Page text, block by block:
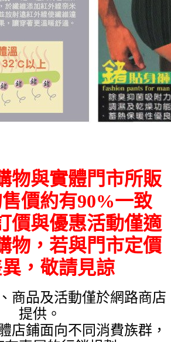
物與實體門市所販
價約有90%一致
價與優惠活動僅適
物，若與門市定價
，敬請見諒
商品及活動僅於網路商店
提供。
店鋪面向不同消費族群，